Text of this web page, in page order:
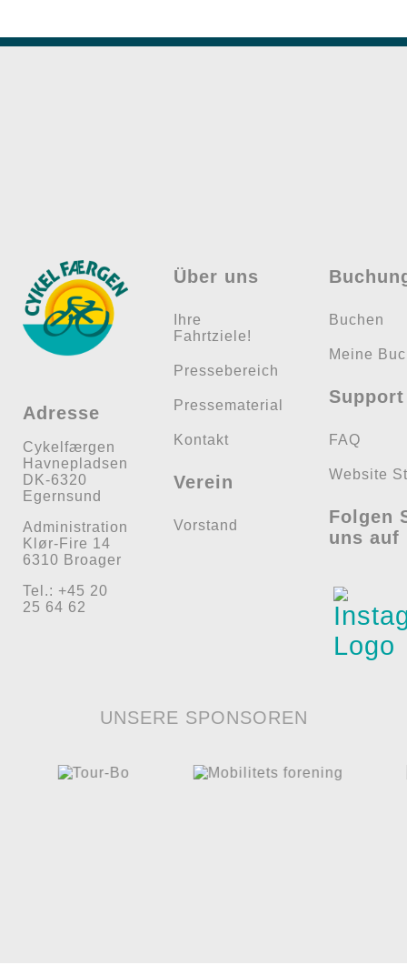
Adresse
Cykelfærgen
Havnepladsen
DK-6320
Egernsund
Administration
Klør-Fire 14
6310 Broager
Tel.: +45 20
25 64 62
Über uns
Ihre
Fahrtziele!
Pressebereich
Pressematerial
Kontakt
Verein
Vorstand
Buchen
Meine
Support
FAQ
Website
Folgen
uns auf
UNSERE SPONSOREN